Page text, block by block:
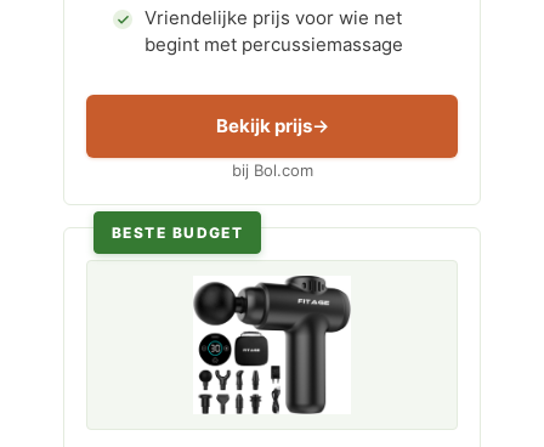
Vriendelijke prijs voor wie net
begint met percussiemassage
Bekijk prijs
bij Bol.com
BESTE BUDGET